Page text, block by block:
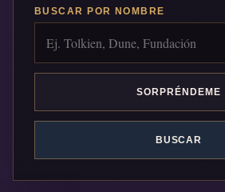
BUSCAR POR NOMBRE
SORPRÉNDEME
BUSCAR